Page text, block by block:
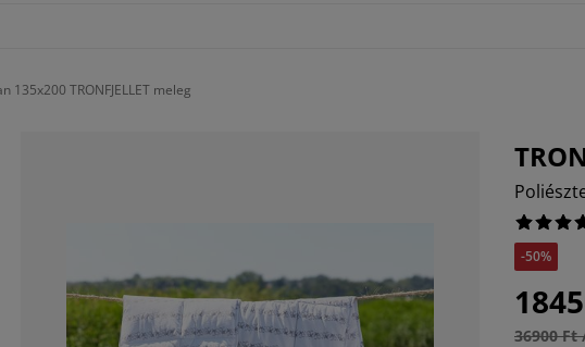
135x200 TRONFJELLET meleg
-50%
36900 Ft
68.52085967130215%
10.11378002528445%